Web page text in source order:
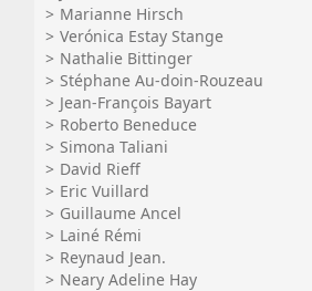
Marianne Hirsch
Verónica Estay Stange
Nathalie Bittinger
Stéphane Au-doin-Rouzeau
Jean-François Bayart
Roberto Beneduce
Simona Taliani
David Rieff
Eric Vuillard
Guillaume Ancel
Lainé Rémi
Reynaud Jean.
Neary Adeline Hay